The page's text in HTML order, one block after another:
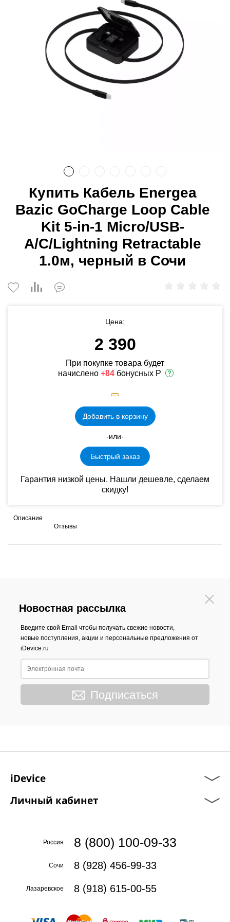
Купить Кабель Energea
Bazic GoCharge Loop Cable
Kit 5-in-1 Micro/USB-
A/C/Lightning Retractable
1.0м, черный в Сочи
Цена:
2 390
При покупке товара будет
начислено +84бонусных Р
Добавить в корзину
-или-
Быстрый заказ
Гарантия низкой цены. Нашли дешевле, сделаем
скидку!
Описание
Отзывы
Новостная рассылка
Введите свой Email чтобы получать свежие новости,
новые поступления, акции и персональные предложения от
iDevice.ru
Подписаться
iDevice
Личный кабинет
Россия 8 (800) 100-09-33
Сочи 8 (928) 456-99-33
Лазаревское 8 (918) 615-00-55